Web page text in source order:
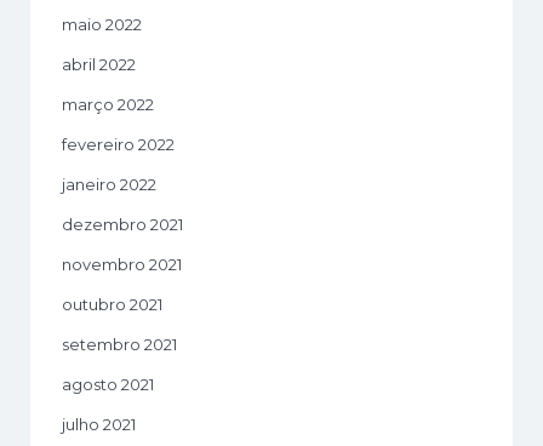
maio 2022
abril 2022
março 2022
fevereiro 2022
janeiro 2022
dezembro 2021
novembro 2021
outubro 2021
setembro 2021
agosto 2021
julho 2021